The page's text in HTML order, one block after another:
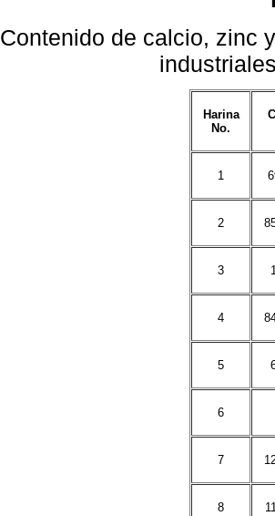
Contenido de calcio, zinc
Harina
No.
1
2
3
4
5
6
7
8